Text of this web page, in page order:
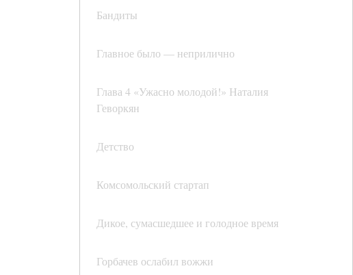
Бандиты
Главное было — неприлично
Глава 4 «Ужасно молодой!» Наталия
Геворкян
Детство
Комсомольский стартап
Дикое, сумасшедшее и голодное время
Горбачев ослабил вожжи